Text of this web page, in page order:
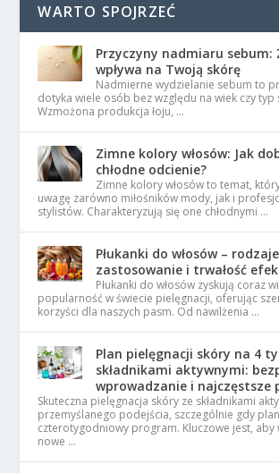
WARTO SPOJRZEĆ
Przyczyny nadmiaru sebum:
wpływa na Twoją skórę
Nadmierne wydzielanie sebum to
dotyka wiele osób bez względu na wiek czy typ
Wzmożona produkcja łoju, …
Zimne kolory włosów: Jak
chłodne odcienie?
Zimne kolory włosów to temat,
uwagę zarówno miłośników mody, jak i
stylistów. Charakteryzują się one chłodnymi …
Płukanki do włosów –
zastosowanie i trwałość
Płukanki do włosów zyskują coraz
popularność w świecie pielęgnacji, oferując
korzyści dla naszych pasm. Od nawilżenia …
Plan pielęgnacji skóry na 4
składnikami aktywnymi:
wprowadzanie i najczęstsze
Skuteczna pielęgnacja skóry ze składnikami
przemyślanego podejścia, szczególnie gdy
czterotygodniowy program. Kluczowe jest,
nowe …